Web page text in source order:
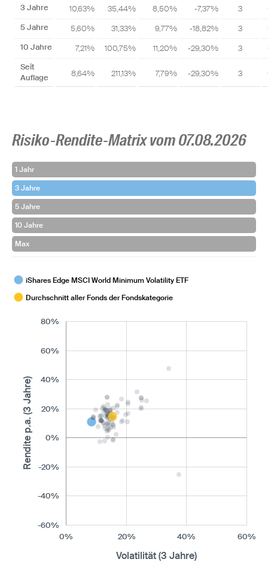
3 Jahre
10,63% 35,44% 8,50% -7,37% 3
5 Jahre
5,60% 31,33% 9,77% -18,82% 3
10 Jahre
7,21% 100,75% 11,20% -29,30% 3
Seit
Auflage
8,64% 211,13% 7,79% -29,30% 3
Risiko-Rendite-Matrix vom 07.08.2026
1 Jahr
3 Jahre
5 Jahre
10 Jahre
Max
iShares Edge MSCI World Minimum Volatility ETF
Durchschnitt aller Fonds der Fondskategorie
0% 20% 40% 60%
Volatilität (3 Jahre)
-60%
-40%
-20%
0%
20%
40%
60%
80%
Rendite p.a. (3 Jahre)